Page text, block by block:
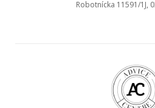
Robotnícka 11591/1J,